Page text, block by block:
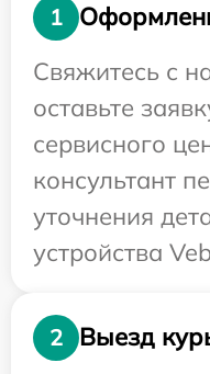
1
Свяжитесь с
оставьте
сервисного
консультант
уточнения
устройства
2 Выезд